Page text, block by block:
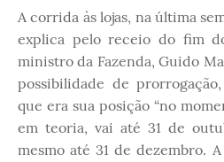
A corrida às lojas, na última
explica pelo receio do fim
ministro da Fazenda, Guido
possibilidade de
que era sua posição “no
em teoria, vai até 31 de
mesmo até 31 de dezembro.